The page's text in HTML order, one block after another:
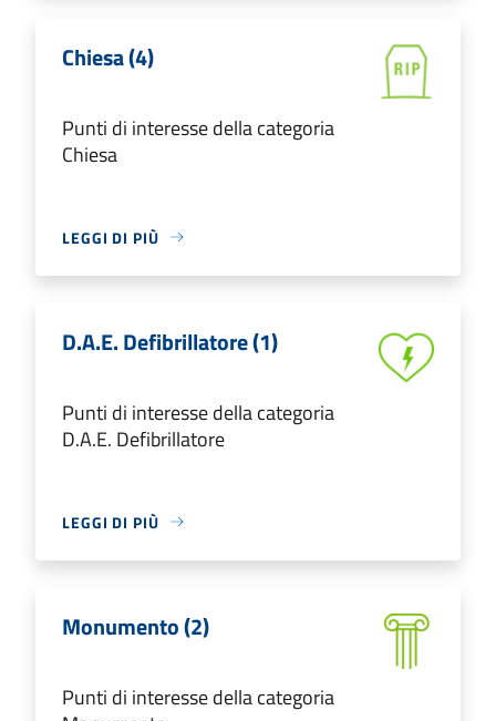
Chiesa (4)
Punti di interesse della categoria
Chiesa
LEGGI DI PIÙ
D.A.E. Defibrillatore (1)
Punti di interesse della categoria
D.A.E. Defibrillatore
LEGGI DI PIÙ
Monumento (2)
Punti di interesse della categoria